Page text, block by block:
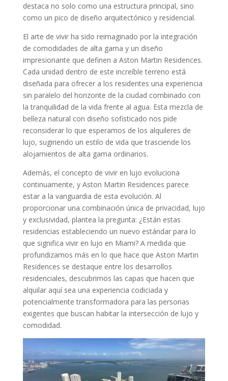
destaca no solo como una estructura principal, sino
como un pico de diseño arquitectónico y residencial.
El arte de vivir ha sido reimaginado por la integración
de comodidades de alta gama y un diseño
impresionante que definen a Aston Martin Residences.
Cada unidad dentro de este increíble terreno está
diseñada para ofrecer a los residentes una experiencia
sin paralelo del horizonte de la ciudad combinado con
la tranquilidad de la vida frente al agua. Esta mezcla de
belleza natural con diseño sofisticado nos pide
reconsiderar lo que esperamos de los alquileres de
lujo, sugiriendo un estilo de vida que trasciende los
alojamientos de alta gama ordinarios.
Además, el concepto de vivir en lujo evoluciona
continuamente, y Aston Martin Residences parece
estar a la vanguardia de esta evolución. Al
proporcionar una combinación única de privacidad, lujo
y exclusividad, plantea la pregunta: ¿Están estas
residencias estableciendo un nuevo estándar para lo
que significa vivir en lujo en Miami? A medida que
profundizamos más en lo que hace que Aston Martin
Residences se destaque entre los desarrollos
residenciales, descubrimos las capas que hacen que
alquilar aquí sea una experiencia codiciada y
potencialmente transformadora para las personas
exigentes que buscan habitar la intersección de lujo y
comodidad.